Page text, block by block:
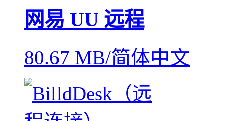
网易 UU 远程
80.67 MB/简体中文